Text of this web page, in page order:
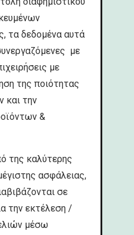
τα δεδομένα αυτά
με
με
της ποιότητας
και την
&
της καλύτερης
ασφάλειας,
σε
την εκτέλεση /
μέσω